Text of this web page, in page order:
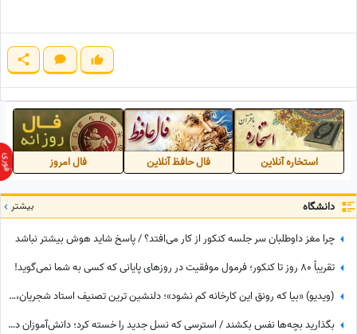
استخاره آنلاین فال حافظ آنلاین فال امروز
دانشگاه بیشتر
چرا مغز داوطلبان سر جلسه کنکور از کار می‌افتد؟ / پاسخ شاید هوش بیشتر نباشد
تقریباً 80 روز تا کنکور؛ فرمول موفقیت در روزهای پایانی که کسی به شما نمی‌گوید!
(ویدیو) «بیا که رونق این کارخانه کم نشود»؛ دلنشین ترین تصنیف استاد شجریان، خسرو آواز ایران/ شعرهای حافظ با این صدای بهشتی روح رو به پرواز درمیاره😍
بگذارید بچه‌ها نفس بکشند / استرسی که نسل جدید را خسته کرد؛ دانش‌آموزان در برزخ امتحانات نهایی، جنگ، کنکور و ...